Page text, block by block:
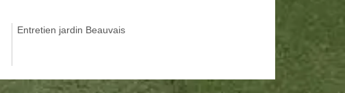
Entretien jardin Beauvais